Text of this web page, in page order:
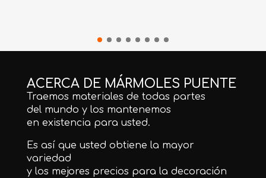
ACERCA DE MÁRMOLES PUENTE
Traemos materiales de todas partes
del mundo y los mantenemos
en existencia para usted.
Es así que usted obtiene la mayor
variedad
y los mejores precios para la decoración